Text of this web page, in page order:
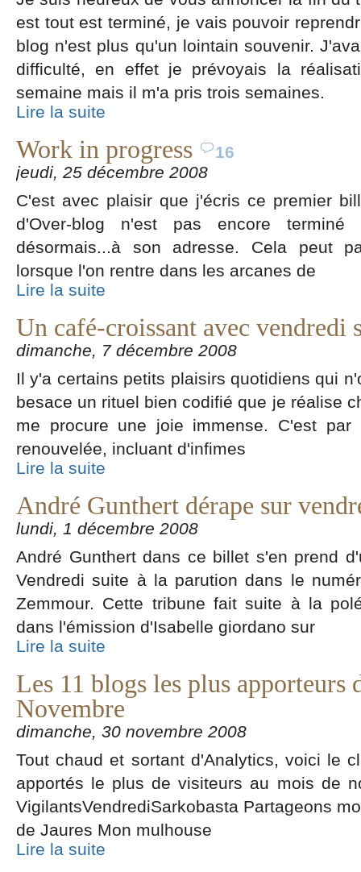
est tout est terminé, je vais pouvoir
blog n'est plus qu'un lointain souvenir.
difficulté, en effet je prévoyais la
semaine mais il m'a pris trois semaines.
Lire la suite
Work in progress
16
jeudi, 25 décembre 2008
C'est avec plaisir que j'écris ce premier
d'Over-blog n'est pas encore
désormais...à son adresse. Cela peut
lorsque l'on rentre dans les arcanes de
Lire la suite
Un café-croissant avec vendredi
dimanche, 7 décembre 2008
Il y'a certains petits plaisirs quotidiens qui
besace un rituel bien codifié que je réalise
me procure une joie immense. C'est par
renouvelée, incluant d'infimes
Lire la suite
André Gunthert dérape sur
lundi, 1 décembre 2008
André Gunthert dans ce billet s'en prend
Vendredi suite à la parution dans le
Zemmour. Cette tribune fait suite à la
dans l'émission d'Isabelle giordano sur
Lire la suite
Les 11 blogs les plus apporteurs
Novembre
dimanche, 30 novembre 2008
Tout chaud et sortant d'Analytics, voici le
apportés le plus de visiteurs au mois de
VigilantsVendrediSarkobasta Partageons
de Jaures Mon mulhouse
Lire la suite